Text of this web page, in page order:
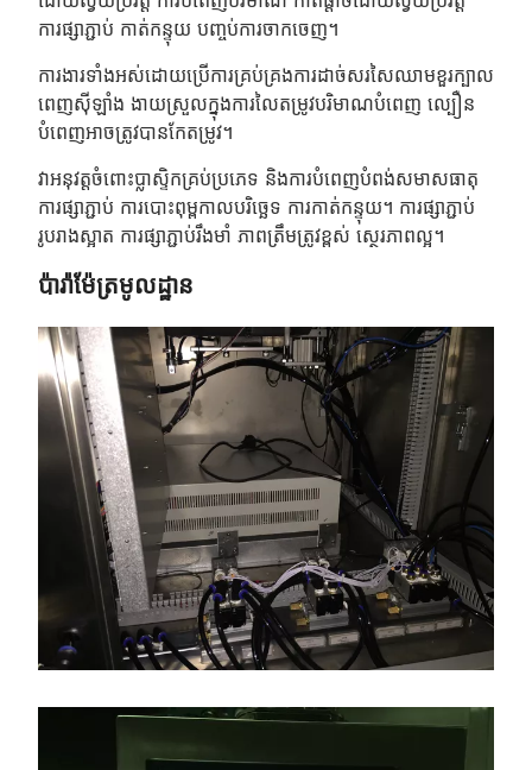
ការផ្សាភ្ជាប់ កាត់កន្ទុយ បញ្ចប់ការចាកចេញ។
ការងារទាំងអស់ដោយប្រើការគ្រប់គ្រងការដាច់សរសៃឈាមខួរក្បាល
ពេញស៊ីឡាំង ងាយស្រួលក្នុងការលៃតម្រូវបរិមាណបំពេញ ល្បឿន
បំពេញអាចត្រូវបានកែតម្រូវ។
វាអនុវត្តចំពោះប្លាស្ទិកគ្រប់ប្រភេទ និងការបំពេញបំពង់សមាសធាតុ
ការផ្សាភ្ជាប់ ការបោះពុម្ពកាលបរិច្ឆេទ ការកាត់កន្ទុយ។ ការផ្សាភ្ជាប់
រូបរាងស្អាត ការផ្សាភ្ជាប់រឹងមាំ ភាពត្រឹមត្រូវខ្ពស់ ស្ថេរភាពល្អ។
ប៉ារ៉ាម៉ែត្រមូលដ្ឋាន